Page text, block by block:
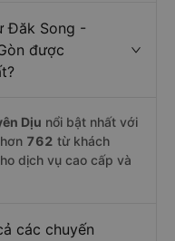
Đăk Song -
được
Dịu nổi bật nhất với
762 từ khách
dịch vụ cao cấp và
các chuyến